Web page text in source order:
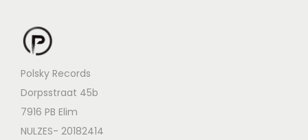
Polsky Records
Dorpsstraat 45b
7916 PB Elim
NULZES- 20182414